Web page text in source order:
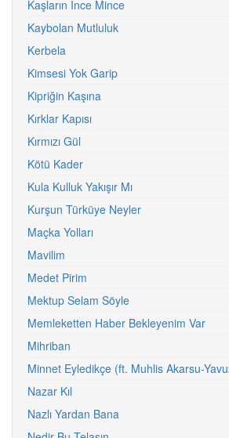
Kaşların İnce Mince
Kaybolan Mutluluk
Kerbela
Kimsesi Yok Garip
Kipriğin Kaşına
Kırklar Kapısı
Kırmızı Gül
Kötü Kader
Kula Kulluk Yakışır Mı
Kurşun Türküye Neyler
Maçka Yolları
Mavilim
Medet Pirim
Mektup Selam Söyle
Memleketten Haber Bekleyenim Var
Mihriban
Minnet Eyledikçe (ft. Muhlis Akarsu-
Nazar Kıl
Nazlı Yardan Bana